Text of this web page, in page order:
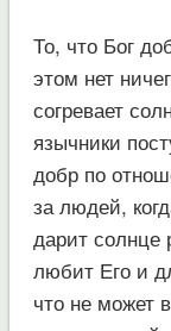
То, что Бог
этом нет
согревает
язычники
добр по
за людей,
дарит солнце
любит Его и
что не может